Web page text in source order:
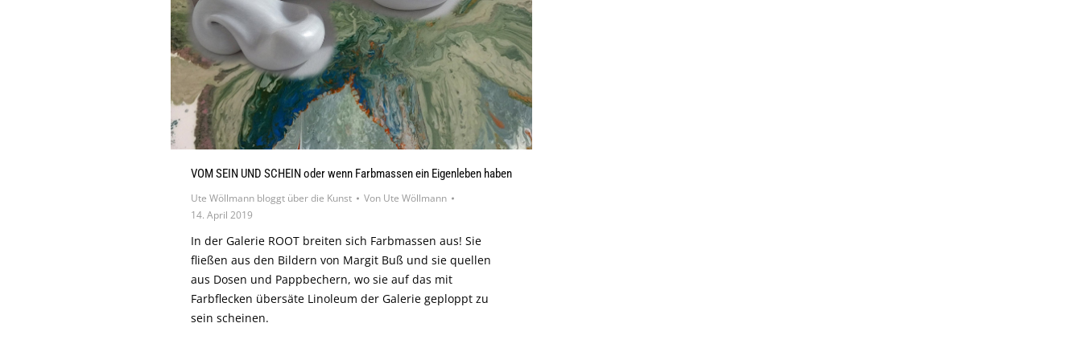
VOM SEIN UND SCHEIN oder wenn Farbmassen ein Eigenleben haben
Ute Wöllmann bloggt über die Kunst Von Ute Wöllmann
14. April 2019
In der Galerie ROOT breiten sich Farbmassen aus! Sie
fließen aus den Bildern von Margit Buß und sie quellen
aus Dosen und Pappbechern, wo sie auf das mit
Farbflecken übersäte Linoleum der Galerie geploppt zu
sein scheinen.